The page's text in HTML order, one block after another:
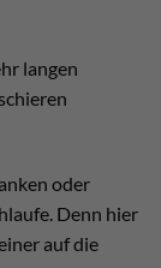
langen
oder
Denn hier
auf die